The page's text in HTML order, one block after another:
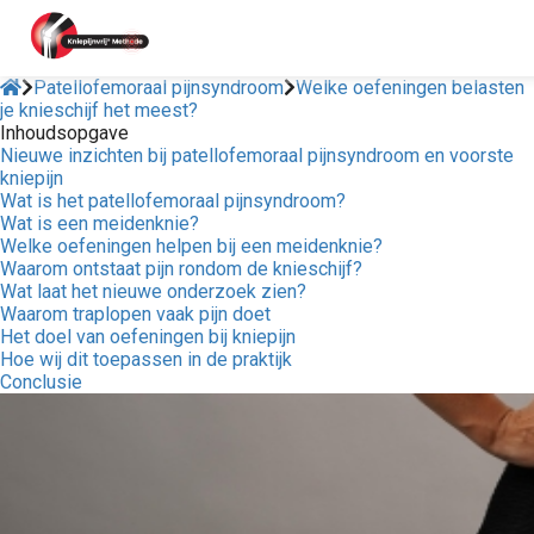
Patellofemoraal pijnsyndroom Welke oefeningen belasten
je knieschijf het meest?
Inhoudsopgave
Nieuwe inzichten bij patellofemoraal pijnsyndroom en voorste
kniepijn
Wat is het patellofemoraal pijnsyndroom?
Wat is een meidenknie?
Welke oefeningen helpen bij een meidenknie?
Waarom ontstaat pijn rondom de knieschijf?
Wat laat het nieuwe onderzoek zien?
Waarom traplopen vaak pijn doet
Het doel van oefeningen bij kniepijn
Hoe wij dit toepassen in de praktijk
Conclusie
policy
zijn
om